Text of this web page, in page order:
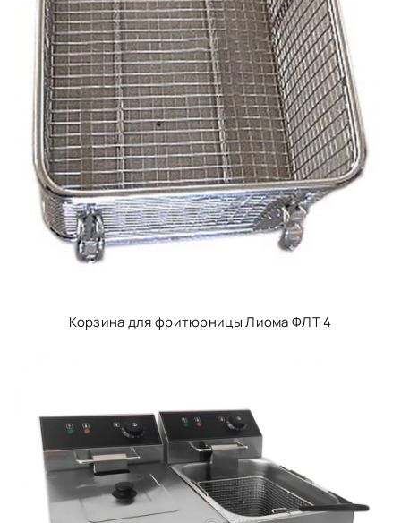
Корзина для фритюрницы Лиома ФЛТ 4